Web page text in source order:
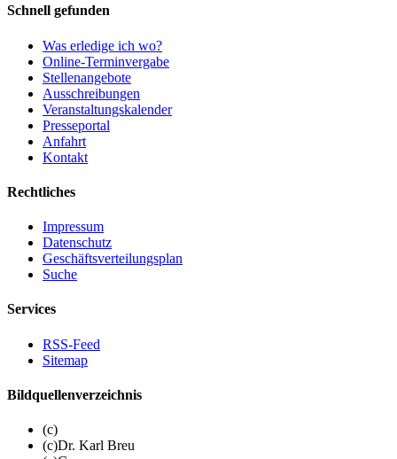
Schnell gefunden
Was erledige ich wo?
Online-Terminvergabe
Stellenangebote
Ausschreibungen
Veranstaltungskalender
Presseportal
Anfahrt
Kontakt
Rechtliches
Impressum
Datenschutz
Geschäftsverteilungsplan
Suche
Services
RSS-Feed
Sitemap
Bildquellenverzeichnis
(c)
(c)Dr. Karl Breu